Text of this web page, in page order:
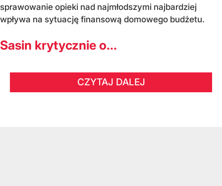
sprawowanie opieki nad najmłodszymi najbardziej
wpływa na sytuację finansową domowego budżetu.
Sasin krytycznie o...
CZYTAJ DALEJ